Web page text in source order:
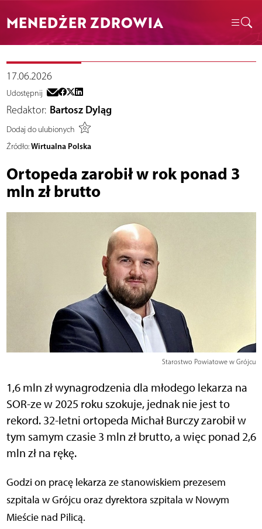
MENEDŻER ZDROWIA
17.06.2026
Udostępnij
Redaktor: Bartosz Dyląg
Dodaj do ulubionych
Źródło: Wirtualna Polska
Ortopeda zarobił w rok ponad 3
mln zł brutto
Starostwo Powiatowe w Grójcu
1,6 mln zł wynagrodzenia dla młodego lekarza na
SOR-ze w 2025 roku szokuje, jednak nie jest to
rekord. 32-letni ortopeda Michał Burczy zarobił w
tym samym czasie 3 mln zł brutto, a więc ponad 2,6
mln zł na rękę.
Godzi on pracę lekarza ze stanowiskiem prezesem
szpitala w Grójcu oraz dyrektora szpitala w Nowym
Mieście nad Pilicą.